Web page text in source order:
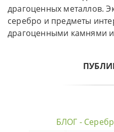
драгоценных металлов.
серебро и предметы
драгоценными камнями
БЛОГ -